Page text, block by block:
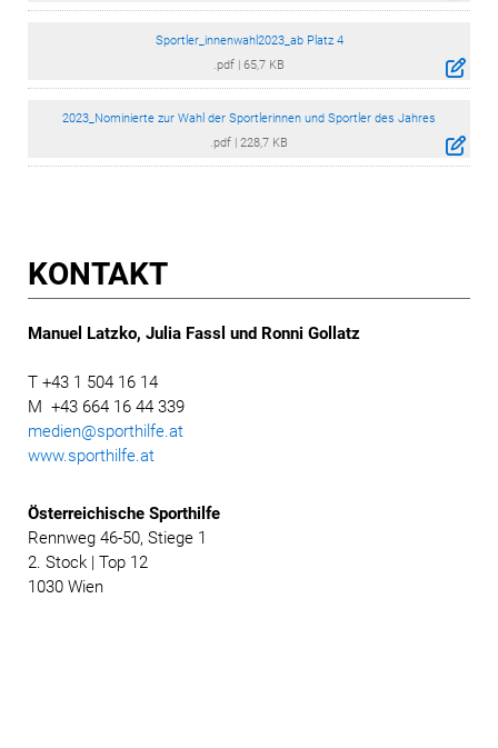
Sportler_innenwahl2023_ab Platz 4
.pdf
65,7 KB
2023_Nominierte zur Wahl der Sportlerinnen und Sportler des Jahres
.pdf
228,7 KB
KONTAKT
Manuel Latzko, Julia Fassl und Ronni Gollatz
T +43 1 504 16 14
M +43 664 16 44 339
medien@sporthilfe.at
www.sporthilfe.at
Österreichische Sporthilfe
Rennweg 46-50, Stiege 1
2. Stock | Top 12
1030 Wien